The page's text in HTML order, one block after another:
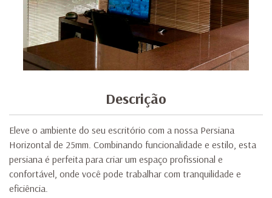
Descrição
Eleve o ambiente do seu escritório com a nossa Persiana
Horizontal de 25mm. Combinando funcionalidade e estilo, esta
persiana é perfeita para criar um espaço profissional e
confortável, onde você pode trabalhar com tranquilidade e
eficiência.